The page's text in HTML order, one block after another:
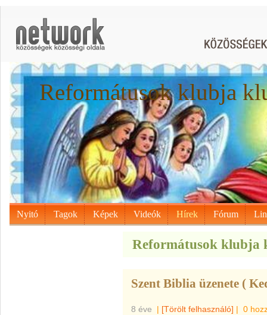
Reformátusok klubja
Nyitó Tagok Képek Videók Hírek Fórum
Reformátusok klubja
Szent Biblia üzenete (
8 éve | [Törölt felhasználó] | 0